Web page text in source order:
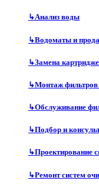
↳Анализ воды
↳Водоматы и
↳Замена
↳Монтаж
↳Обслуживание
↳Подбор и
↳Проектирование
↳Ремонт систем